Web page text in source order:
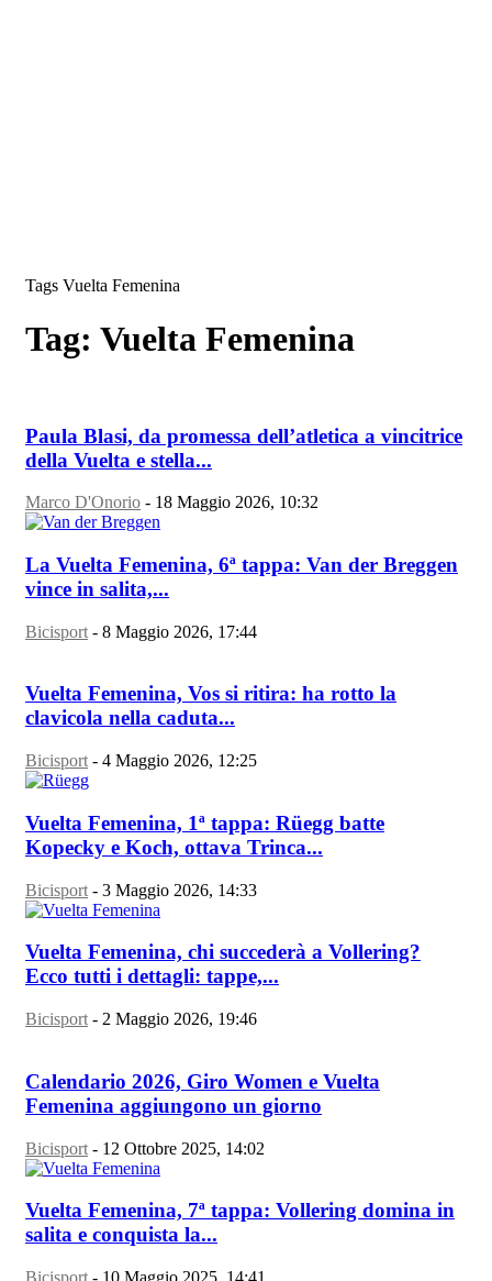
Tags Vuelta Femenina
Tag: Vuelta Femenina
Paula Blasi, da promessa dell’atletica a vincitrice
della Vuelta e stella...
Marco D'Onorio - 18 Maggio 2026, 10:32
La Vuelta Femenina, 6ª tappa: Van der Breggen
vince in salita,...
Bicisport - 8 Maggio 2026, 17:44
Vuelta Femenina, Vos si ritira: ha rotto la
clavicola nella caduta...
Bicisport - 4 Maggio 2026, 12:25
Vuelta Femenina, 1ª tappa: Rüegg batte
Kopecky e Koch, ottava Trinca...
Bicisport - 3 Maggio 2026, 14:33
Vuelta Femenina, chi succederà a Vollering?
Ecco tutti i dettagli: tappe,...
Bicisport - 2 Maggio 2026, 19:46
Calendario 2026, Giro Women e Vuelta
Femenina aggiungono un giorno
Bicisport - 12 Ottobre 2025, 14:02
Vuelta Femenina, 7ª tappa: Vollering domina in
salita e conquista la...
Bicisport - 10 Maggio 2025, 14:41